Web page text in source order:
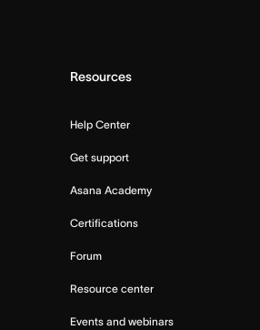
Resources
Help Center
Get support
Asana Academy
Certifications
Forum
Resource center
Events and webinars